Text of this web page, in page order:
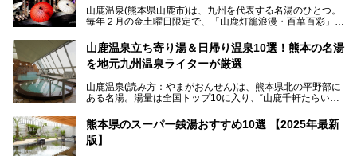
り一度廃業しましたが、2024年10月に営業再開。数多くの
温泉ファンに注目される名湯です。
今回は再開した耕きちの湯を訪問し、全浴室(男女別大浴
山鹿温泉(熊本県山鹿市)は、九州を代表する名湯のひとつ。
毎年２月の金土曜日限定で、「山鹿灯籠浪漫・百華百彩」
ます。和傘や竹、ろうそくなどを用いて、和情緒たっぷりの
ライトアップが無料で楽しめます。
日、の合計8日間開催。今回は地元九州在住の筆者が、その
見所を徹底紹介。併せて、その他イベントや立ち寄り湯も併
山鹿温泉立ち寄り湯＆日帰り温泉10選！熊本の名湯
を地元九州温泉ライターが厳選
山鹿温泉(読み方：やまがおんせん)は、熊本県北の平野部に
ある名湯。湯量は全国トップ10に入り、“山鹿千軒たらいな
泉質であり、お湯の良さにも定評があります。
今回は地元九州の温泉ライターの私が実際に入浴した中か
熊本県のスーパー銭湯おすすめ10選 【2025年最新
版】